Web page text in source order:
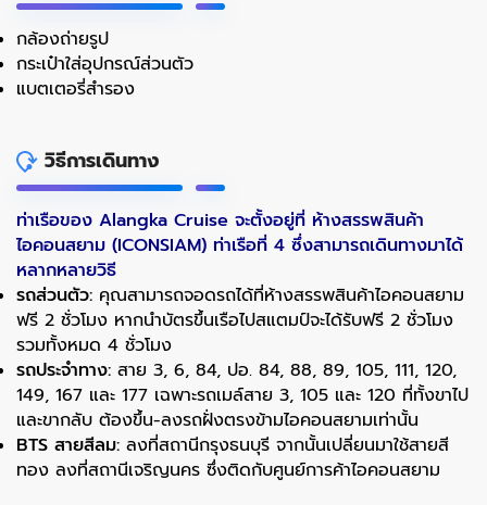
กล้องถ่ายรูป
กระเป๋าใส่อุปกรณ์ส่วนตัว
แบตเตอรี่สำรอง
วิธีการเดินทาง
ท่าเรือของ Alangka Cruise จะตั้งอยู่ที่ ห้างสรรพสินค้า
ไอคอนสยาม (ICONSIAM) ท่าเรือที่ 4 ซึ่งสามารถเดินทางมาได้
หลากหลายวิธี
รถส่วนตัว: คุณสามารถจอดรถได้ที่ห้างสรรพสินค้าไอคอนสยาม
ฟรี 2 ชั่วโมง หากนำบัตรขึ้นเรือไปสแตมป์จะได้รับฟรี 2 ชั่วโมง
รวมทั้งหมด 4 ชั่วโมง
รถประจำทาง: สาย 3, 6, 84, ปอ. 84, 88, 89, 105, 111, 120,
149, 167 และ 177 เฉพาะรถเมล์สาย 3, 105 และ 120 ที่ทั้งขาไป
และขากลับ ต้องขึ้น-ลงรถฝั่งตรงข้ามไอคอนสยามเท่านั้น
BTS สายสีลม: ลงที่สถานีกรุงธนบุรี จากนั้นเปลี่ยนมาใช้สายสี
ทอง ลงที่สถานีเจริญนคร ซึ่งติดกับศูนย์การค้าไอคอนสยาม